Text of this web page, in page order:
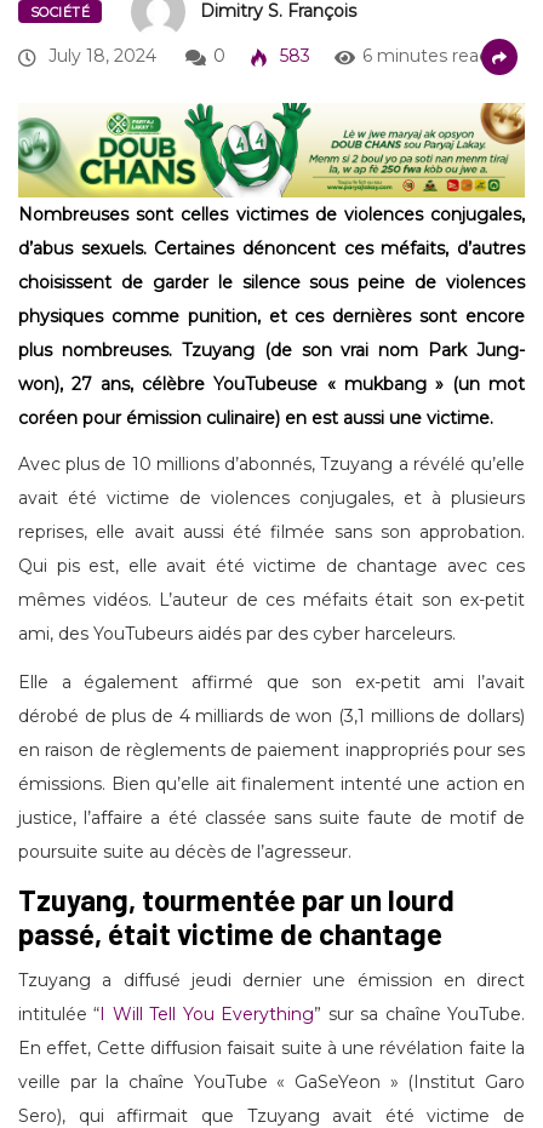
SOCIÉTÉ Dimitry S. François
July 18, 2024 0 583 6 minutes read
Nombreuses sont celles victimes de violences conjugales,
d’abus sexuels. Certaines dénoncent ces méfaits, d’autres
choisissent de garder le silence sous peine de violences
physiques comme punition, et ces dernières sont encore
plus nombreuses. Tzuyang (de son vrai nom Park Jung-
won), 27 ans, célèbre YouTubeuse « mukbang » (un mot
coréen pour émission culinaire) en est aussi une victime.
Avec plus de 10 millions d’abonnés, Tzuyang a révélé qu’elle
avait été victime de violences conjugales, et à plusieurs
reprises, elle avait aussi été filmée sans son approbation.
Qui pis est, elle avait été victime de chantage avec ces
mêmes vidéos. L’auteur de ces méfaits était son ex-petit
ami, des YouTubeurs aidés par des cyber harceleurs.
Elle a également affirmé que son ex-petit ami l’avait
dérobé de plus de 4 milliards de won (3,1 millions de dollars)
en raison de règlements de paiement inappropriés pour ses
émissions. Bien qu’elle ait finalement intenté une action en
justice, l’affaire a été classée sans suite faute de motif de
poursuite suite au décès de l’agresseur.
Tzuyang, tourmentée par un lourd
passé, était victime de chantage
Tzuyang a diffusé jeudi dernier une émission en direct
intitulée “I Will Tell You Everything” sur sa chaîne YouTube.
En effet, Cette diffusion faisait suite à une révélation faite la
veille par la chaîne YouTube « GaSeYeon » (Institut Garo
Sero), qui affirmait que Tzuyang avait été victime de